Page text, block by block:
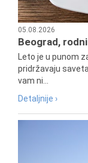
05.08.2026
Beograd,
Leto je u punom
pridržavaju
vam ni...
Detaljnije ›